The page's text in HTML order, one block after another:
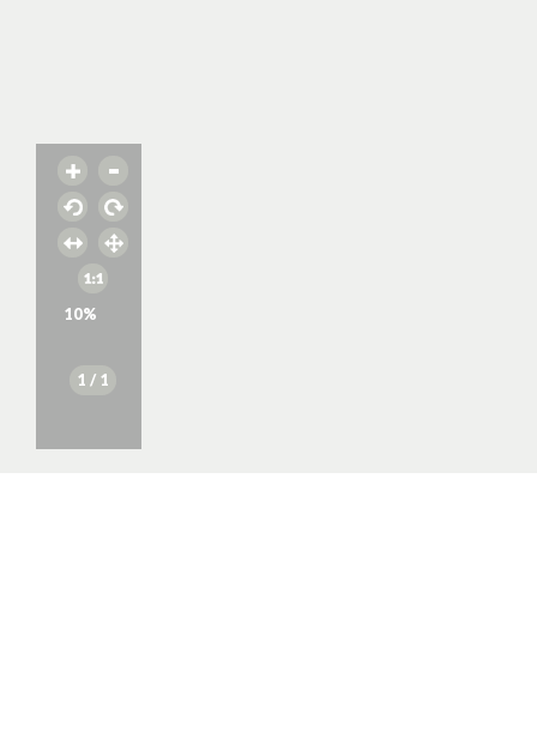
10%
1 / 1